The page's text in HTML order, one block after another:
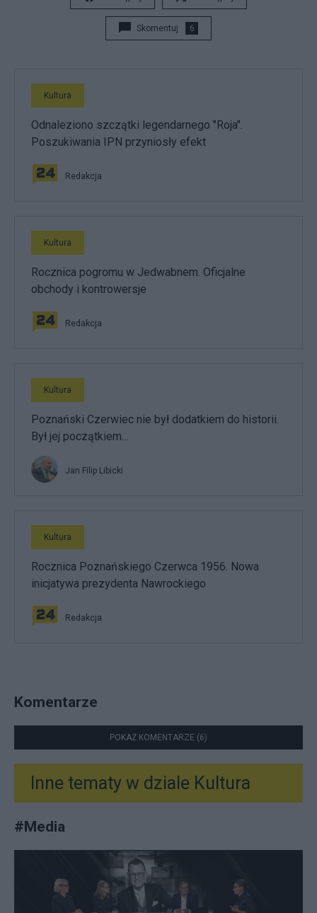
Skomentuj 6
Kultura
Odnaleziono szczątki legendarnego "Roja".
Poszukiwania IPN przyniosły efekt
Redakcja
Kultura
Rocznica pogromu w Jedwabnem. Oficjalne
obchody i kontrowersje
Redakcja
Kultura
Poznański Czerwiec nie był dodatkiem do historii.
Był jej początkiem…
Jan Filip Libicki
Kultura
Rocznica Poznańskiego Czerwca 1956. Nowa
inicjatywa prezydenta Nawrockiego
Redakcja
Komentarze
POKAŻ KOMENTARZE (6)
Inne tematy w dziale Kultura
#Media